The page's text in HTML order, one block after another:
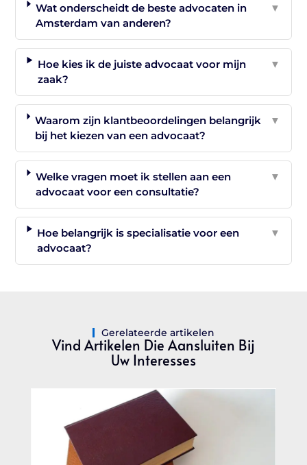
Wat onderscheidt de beste advocaten in
Amsterdam van anderen?
▼
Hoe kies ik de juiste advocaat voor mijn
zaak?
▼
Waarom zijn klantbeoordelingen belangrijk
bij het kiezen van een advocaat?
▼
Welke vragen moet ik stellen aan een
advocaat voor een consultatie?
▼
Hoe belangrijk is specialisatie voor een
advocaat?
▼
Gerelateerde artikelen
Vind Artikelen Die Aansluiten Bij
Uw Interesses